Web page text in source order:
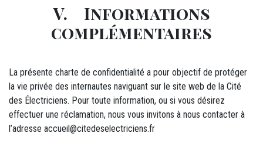
V. Informations
complémentaires
La présente charte de confidentialité a pour objectif de protéger
la vie privée des internautes naviguant sur le site web de la Cité
des Électriciens. Pour toute information, ou si vous désirez
effectuer une réclamation, nous vous invitons à nous contacter à
l’adresse accueil@citedeselectriciens.fr